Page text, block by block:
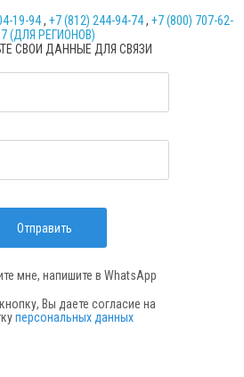
19-94, +7 (812) 244-94-74, +7 (800) 707-62-
(ДЛЯ РЕГИОНОВ)
СВОИ ДАННЫЕ ДЛЯ СВЯЗИ
Отправить
мне, напишите в WhatsApp
Вы даете согласие на
персональных данных